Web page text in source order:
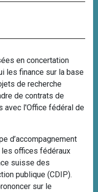
en concertation
les finance sur la base
de recherche
de contrats de
avec l'Office fédéral de
d’accompagnement
offices fédéraux
suisse des
publique (CDIP).
sur le